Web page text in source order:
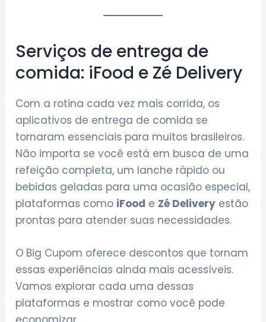
Serviços de entrega de
comida: iFood e Zé Delivery
Com a rotina cada vez mais corrida, os
aplicativos de entrega de comida se
tornaram essenciais para muitos brasileiros.
Não importa se você está em busca de uma
refeição completa, um lanche rápido ou
bebidas geladas para uma ocasião especial,
plataformas como iFood e Zé Delivery estão
prontas para atender suas necessidades.
O Big Cupom oferece descontos que tornam
essas experiências ainda mais acessíveis.
Vamos explorar cada uma dessas
plataformas e mostrar como você pode